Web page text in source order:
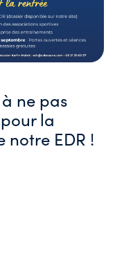
ne pas
la
notre EDR !